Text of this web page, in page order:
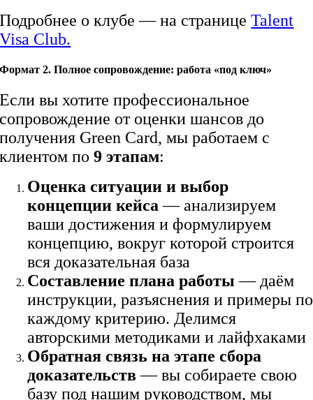
Подробнее о клубе — на страницеTalent
Visa Club.
Формат 2. Полное сопровождение: работа «под ключ»
Если вы хотите профессиональное
сопровождение от оценки шансов до
получения Green Card, мы работаем с
клиентом по9 этапам:
Оценка ситуации и выбор
концепции кейса— анализируем
ваши достижения и формулируем
концепцию, вокруг которой строится
вся доказательная база
Составление плана работы — даём
инструкции, разъяснения и примеры по
каждому критерию. Делимся
авторскими методиками и лайфхаками
Обратная связь на этапе сбора
доказательств— вы собираете свою
базу под нашим руководством, мы